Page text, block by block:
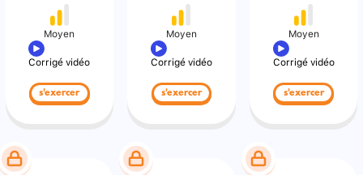
Moyen
Corrigé vidéo
s'exercer
Moyen
Corrigé vidéo
s'exercer
Moyen
Corrigé vidéo
s'exercer